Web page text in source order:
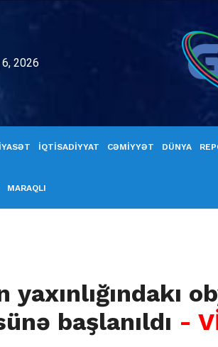
6, 2026
İQTİSADİYYAT CƏMİYYƏT DÜNYA
MARAQLI
yaxınlığındakı
başlanıldı -